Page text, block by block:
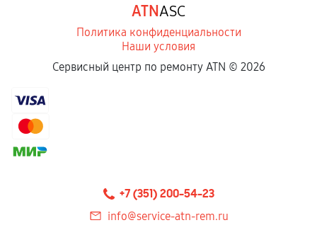
отдельных условиях.
Если комплектующие куплены
сохраняться полностью или частично, если
соблюдены следующие условия:
ATNASC
Политика конфиденциальности
Наши условия
Сервисный центр по ремонту ATN © 2026
+7 (351) 200-54-23
info@service-atn-rem.ru